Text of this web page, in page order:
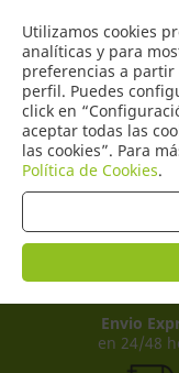
Utilizamos cookies
analíticas y para
preferencias a
perfil. Puedes
click en
aceptar todas las
las cookies”. Para
Política de Cookies.
DE
Productos (0)
Envio
en 24/48